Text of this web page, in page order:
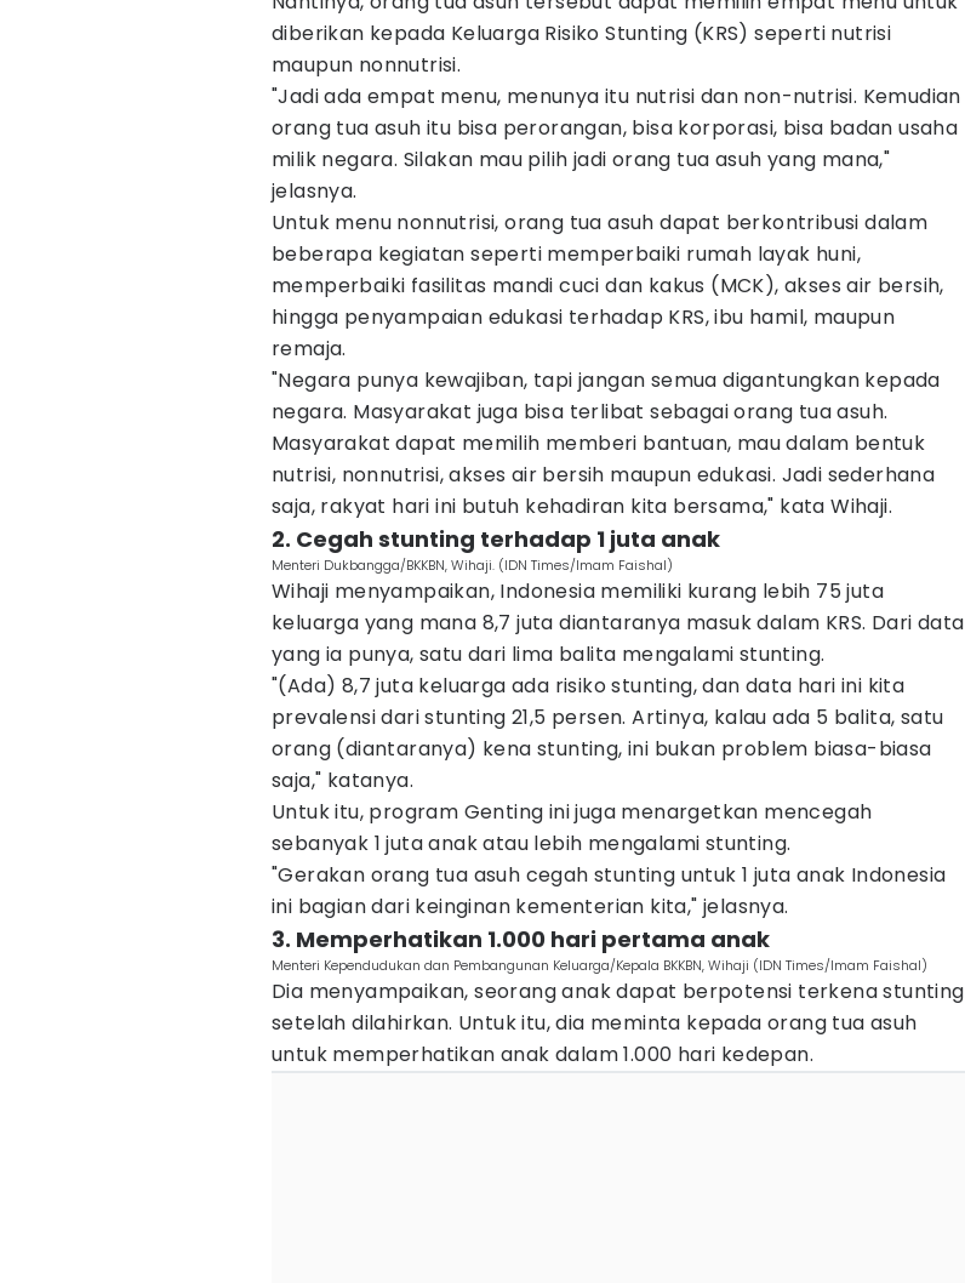
diberikan kepada Keluarga Risiko Stunting (KRS) seperti nutrisi
maupun nonnutrisi.
"Jadi ada empat menu, menunya itu nutrisi dan non-nutrisi. Kemudian
orang tua asuh itu bisa perorangan, bisa korporasi, bisa badan usaha
milik negara. Silakan mau pilih jadi orang tua asuh yang mana,"
jelasnya.
Untuk menu nonnutrisi, orang tua asuh dapat berkontribusi dalam
beberapa kegiatan seperti memperbaiki rumah layak huni,
memperbaiki fasilitas mandi cuci dan kakus (MCK), akses air bersih,
hingga penyampaian edukasi terhadap KRS, ibu hamil, maupun
remaja.
"Negara punya kewajiban, tapi jangan semua digantungkan kepada
negara. Masyarakat juga bisa terlibat sebagai orang tua asuh.
Masyarakat dapat memilih memberi bantuan, mau dalam bentuk
nutrisi, nonnutrisi, akses air bersih maupun edukasi. Jadi sederhana
saja, rakyat hari ini butuh kehadiran kita bersama," kata Wihaji.
2. Cegah stunting terhadap 1 juta anak
Menteri Dukbangga/BKKBN, Wihaji. (IDN Times/Imam Faishal)
Wihaji menyampaikan, Indonesia memiliki kurang lebih 75 juta
keluarga yang mana 8,7 juta diantaranya masuk dalam KRS. Dari data
yang ia punya, satu dari lima balita mengalami stunting.
"(Ada) 8,7 juta keluarga ada risiko stunting, dan data hari ini kita
prevalensi dari stunting 21,5 persen. Artinya, kalau ada 5 balita, satu
orang (diantaranya) kena stunting, ini bukan problem biasa-biasa
saja," katanya.
Untuk itu, program Genting ini juga menargetkan mencegah
sebanyak 1 juta anak atau lebih mengalami stunting.
"Gerakan orang tua asuh cegah stunting untuk 1 juta anak Indonesia
ini bagian dari keinginan kementerian kita," jelasnya.
3. Memperhatikan 1.000 hari pertama anak
Menteri Kependudukan dan Pembangunan Keluarga/Kepala BKKBN, Wihaji (IDN Times/Imam Faishal)
Dia menyampaikan, seorang anak dapat berpotensi terkena stunting
setelah dilahirkan. Untuk itu, dia meminta kepada orang tua asuh
untuk memperhatikan anak dalam 1.000 hari kedepan.